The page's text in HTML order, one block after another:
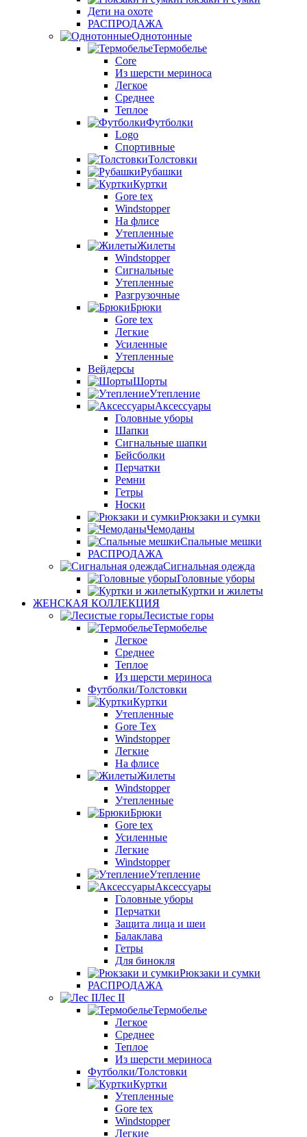
Дети на охоте
РАСПРОДАЖА
Однотонные
Термобелье
Core
Из шерсти мериноса
Легкое
Среднее
Теплое
Футболки
Logo
Спортивные
Толстовки
Рубашки
Куртки
Gore tex
Windstopper
На флисе
Утепленные
Жилеты
Windstopper
Сигнальные
Утепленные
Разгрузочные
Брюки
Gore tex
Легкие
Усиленные
Утепленные
Вейдерсы
Шорты
Утепление
Аксессуары
Головные уборы
Шапки
Сигнальные шапки
Бейсболки
Перчатки
Ремни
Гетры
Носки
Рюкзаки и сумки
Чемоданы
Спальные мешки
РАСПРОДАЖА
Сигнальная одежда
Головные уборы
Куртки и жилеты
ЖЕНСКАЯ КОЛЛЕКЦИЯ
Лесистые горы
Термобелье
Легкое
Среднее
Теплое
Из шерсти мериноса
Футболки/Толстовки
Куртки
Утепленные
Gore Tex
Windstopper
Легкие
На флисе
Жилеты
Windstopper
Утепленные
Брюки
Gore tex
Усиленные
Легкие
Windstopper
Утепление
Аксессуары
Головные уборы
Перчатки
Защита лица и шеи
Балаклава
Гетры
Для бинокля
Рюкзаки и сумки
РАСПРОДАЖА
Лес II
Термобелье
Легкое
Среднее
Теплое
Из шерсти мериноса
Футболки/Толстовки
Куртки
Утепленные
Gore tex
Windstopper
Легкие